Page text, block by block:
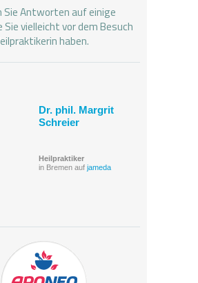
Sie Antworten auf einige
Sie vielleicht vor dem Besuch
haben.
Dr. phil. Margrit
Schreier
Heilpraktiker
in Bremen auf jameda